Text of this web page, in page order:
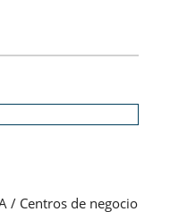
/ Centros de negocio